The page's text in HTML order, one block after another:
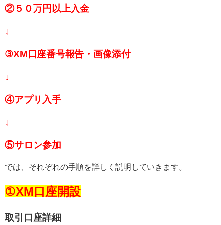
②５０万円以上入金
↓
③XM口座番号報告・画像添付
↓
④アプリ入手
↓
⑤サロン参加
では、それぞれの手順を詳しく説明していきます。
①XM口座開設
取引口座詳細